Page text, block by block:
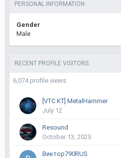
PERSONAL INFORMATION
Gender
Male
RECENT PROFILE VISITORS
6,074 profile views
[VTC KT] MetalHammer
July 12
Resound
October 13, 2025
Виктор790RUS